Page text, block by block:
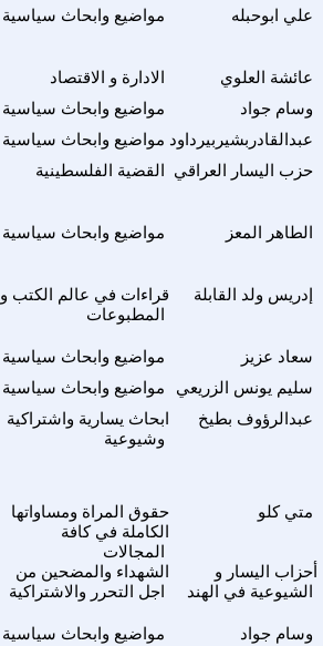
مواضيع وابحاث سياسية علي ابوحبله
الادارة و الاقتصاد عائشة العلوي
مواضيع وابحاث سياسية
وسام جواد
مواضيع وابحاث سياسية عبدالقادربشيربيرداود
القضية الفلسطينية حزب اليسار العراقي
مواضيع وابحاث سياسية الطاهر المعز
قراءات في عالم الكتب و
المطبوعات
إدريس ولد القابلة
مواضيع وابحاث سياسية سعاد عزيز
مواضيع وابحاث سياسية
سليم يونس الزريعي
ابحاث يسارية واشتراكية
وشيوعية
عبدالرؤوف بطيخ
حقوق المراة ومساواتها
الكاملة في كافة
المجالات
متي كلو
الشهداء والمضحين من
اجل التحرر والاشتراكية
أحزاب اليسار و
الشيوعية في الهند
مواضيع وابحاث سياسية وسام جواد